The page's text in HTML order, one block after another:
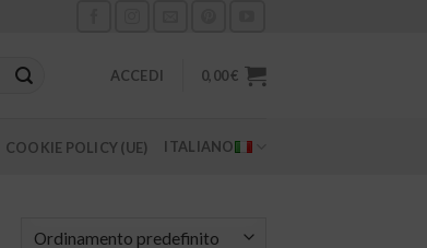
ACCEDI 0,00€
COOKIE POLICY (UE) ITALIANO